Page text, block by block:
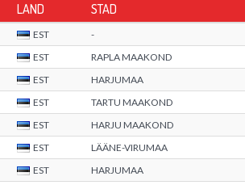
LAND STAD
EST -
EST RAPLA MAAKOND
EST HARJUMAA
EST TARTU MAAKOND
EST HARJU MAAKOND
EST LÄÄNE-VIRUMAA
EST HARJUMAA